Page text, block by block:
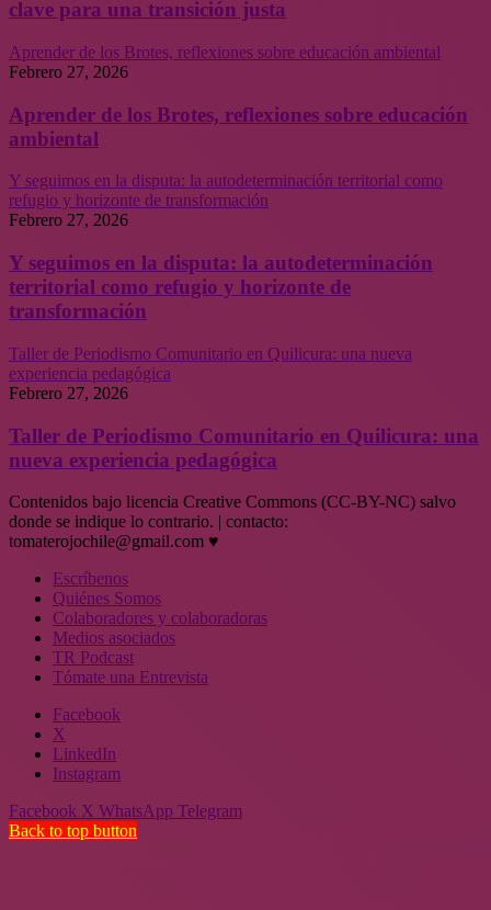
clave para una transición justa
Aprender de los Brotes, reflexiones sobre educación ambiental
Febrero 27, 2026
Aprender de los Brotes, reflexiones sobre educación
ambiental
Y seguimos en la disputa: la autodeterminación territorial como
refugio y horizonte de transformación
Febrero 27, 2026
Y seguimos en la disputa: la autodeterminación
territorial como refugio y horizonte de
transformación
Taller de Periodismo Comunitario en Quilicura: una nueva
experiencia pedagógica
Febrero 27, 2026
Taller de Periodismo Comunitario en Quilicura: una
nueva experiencia pedagógica
Contenidos bajo licencia Creative Commons (CC-BY-NC) salvo
donde se indique lo contrario. | contacto:
tomaterojochile@gmail.com ♥
Escríbenos
Quiénes Somos
Colaboradores y colaboradoras
Medios asociados
TR Podcast
Tómate una Entrevista
Facebook
X
LinkedIn
Instagram
Facebook X WhatsApp Telegram
Back to top button